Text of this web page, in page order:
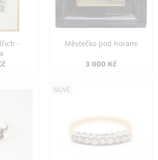
-
Městečko pod horami
3 000 Kč
NOVÉ